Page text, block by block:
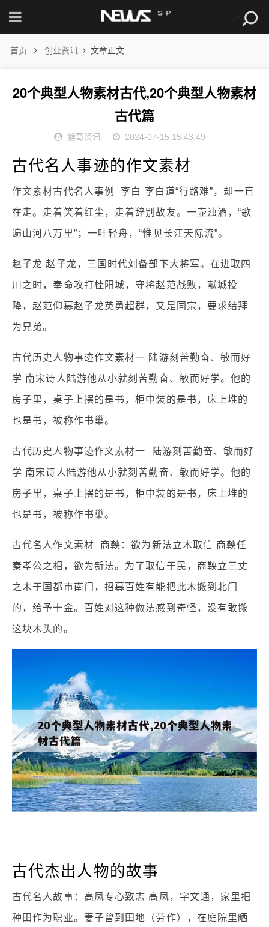
首页 创业资讯 文章正文
20个典型人物素材古代,20个典型人物素材
古代篇
猴哥资讯 2024-07-15 15:43:49
古代名人事迹的作文素材
作文素材古代名人事例 李白 李白道“行路难”，却一直
在走。走着笑着红尘，走着辞别故友。一壶浊酒，“歌
遍山河八万里”；一叶轻舟，“惟见长江天际流”。
赵子龙 赵子龙，三国时代刘备部下大将军。在进取四
川之时，奉命攻打桂阳城，守将赵范战败，献城投
降，赵范仰慕赵子龙英勇超群，又是同宗，要求结拜
为兄弟。
古代历史人物事迹作文素材一 陆游刻苦勤奋、敏而好
学 南宋诗人陆游他从小就刻苦勤奋、敏而好学。他的
房子里，桌子上摆的是书，柜中装的是书，床上堆的
也是书，被称作书巢。
古代历史人物事迹作文素材一 陆游刻苦勤奋、敏而好
学 南宋诗人陆游他从小就刻苦勤奋、敏而好学。他的
房子里，桌子上摆的是书，柜中装的是书，床上堆的
也是书，被称作书巢。
古代名人作文素材 商鞅：欲为新法立木取信 商鞅任
秦孝公之相，欲为新法。为了取信于民，商鞅立三丈
之木于国都市南门，招募百姓有能把此木搬到北门
的，给予十金。百姓对这种做法感到奇怪，没有敢搬
这块木头的。
古代杰出人物的故事
古代名人故事：高凤专心致志 高凤，字文通，家里把
种田作为职业。妻子曾到田地（劳作），在庭院里晒